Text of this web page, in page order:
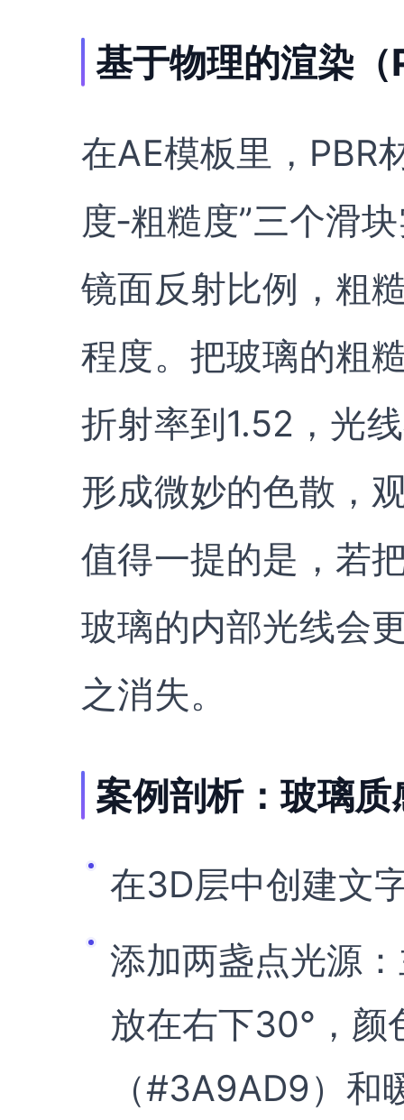
基于物理的渲染
在AE模板里，PBR
度‑粗糙度”三个滑
镜面反射比例，粗
程度。把玻璃的粗
折射率到1.52，光
形成微妙的色散，
值得一提的是，若
玻璃的内部光线会
之消失。
案例剖析：玻璃
在3D层中创建文
添加两盏点光源
放在右下30°，颜
（#3A9AD9）